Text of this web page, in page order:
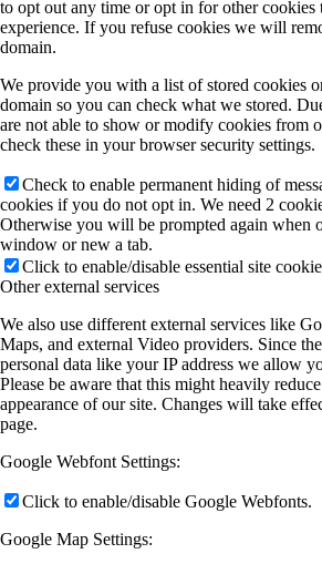
to opt out any time or opt in for other cookies
experience. If you refuse cookies we will
domain.
We provide you with a list of stored cookies
domain so you can check what we stored.
are not able to show or modify cookies from
check these in your browser security settings.
Check to enable permanent hiding of
cookies if you do not opt in. We need 2
Otherwise you will be prompted again when
window or new a tab.
Click to enable/disable essential site
Other external services
We also use different external services like
Maps, and external Video providers. Since
personal data like your IP address we allow
Please be aware that this might heavily
appearance of our site. Changes will take
page.
Google Webfont Settings:
Click to enable/disable Google Webfonts.
Google Map Settings: